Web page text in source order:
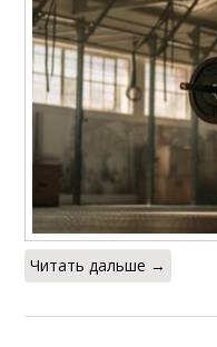
Читать дальше →